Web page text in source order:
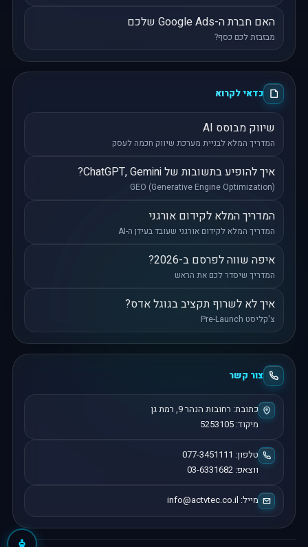
האם חברת ה-Google Ads שלכם
מבזבזת לכם כסף?
כדאי לקרוא
שיווק מבוסס AI
המדריך המלא לבניית מערכת שיווק חכמה לעסק
איך להופיע בתשובות של ChatGPT, Gemini?
GEO (Generative Engine Optimization)
המדריך המלא לקידום אורגני
המדריך המלא לקידום אורגני שעובד בעידן ה-AI
איפה שווה לפרסם ב-2026?
המדריך שיסדר לכם את הראש
איך לא לשרוף תקציב בגוגל אדס?
צ'קליסט Pre-Launch
צור קשר
כתובת: רחובות הנהר 9 , רמת גן
מיקוד: 5253105
טלפון: 077-3451111
ווצאפ: 03-6331682
מייל: info@actvtec.co.il